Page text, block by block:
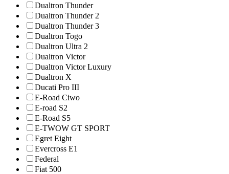
Dualtron Thunder
Dualtron Thunder 2
Dualtron Thunder 3
Dualtron Togo
Dualtron Ultra 2
Dualtron Victor
Dualtron Victor Luxury
Dualtron X
Ducati Pro III
E-Road Ciwo
E-road S2
E-Road S5
E-TWOW GT SPORT
Egret Eight
Evercross E1
Federal
Fiat 500